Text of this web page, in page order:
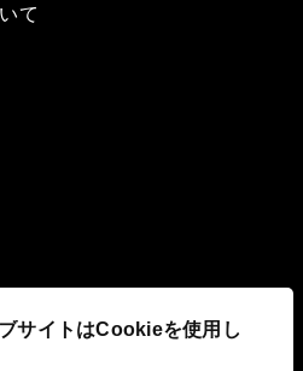
サイトはCookieを使用し
て
組み